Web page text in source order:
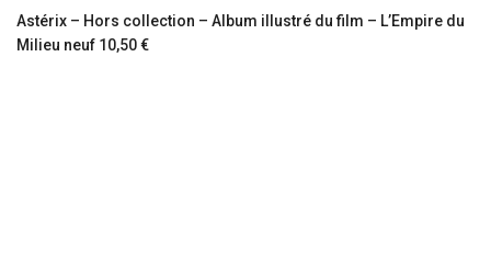
Astérix – Hors collection – Album illustré du film – L’Empire du
Milieu neuf 10,50 €